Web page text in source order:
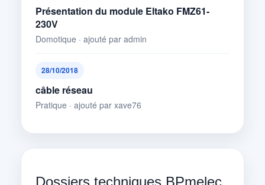
Présentation du module Eltako FMZ61-
230V
Domotique · ajouté par admin
28/10/2018
câble réseau
Pratique · ajouté par xave76
Dossiers techniques BPmelec